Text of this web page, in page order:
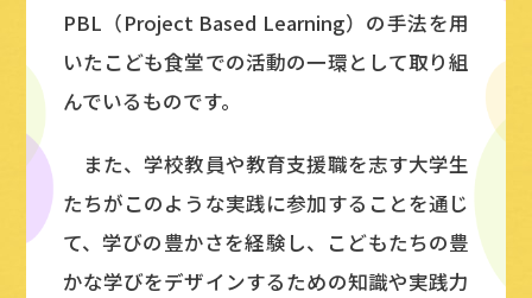
PBL（Project Based Learning）の手法を用
いたこども食堂での活動の一環として取り組
んでいるものです。
また、学校教員や教育支援職を志す大学生
たちがこのような実践に参加することを通じ
て、学びの豊かさを経験し、こどもたちの豊
かな学びをデザインするための知識や実践力